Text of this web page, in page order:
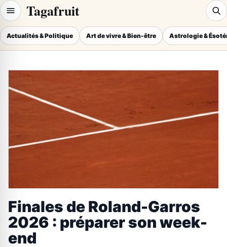
Tagafruit
Actualités & Politique Art de vivre & Bien-être Astrologie &
Finales de Roland-Garros
2026 : préparer son week-
end